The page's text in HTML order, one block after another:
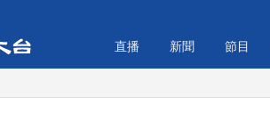
直播 新聞 節目